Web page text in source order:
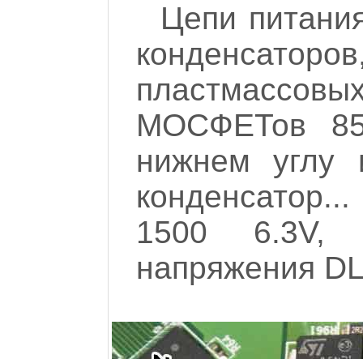
Цепи
МОСФЕТов
нижнем углу
1500 6.3V,
напряжения